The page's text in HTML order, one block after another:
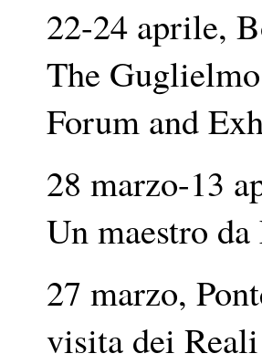
22-24 aprile,
The
Forum and
28 marzo-13
Un maestro
27 marzo,
visita dei